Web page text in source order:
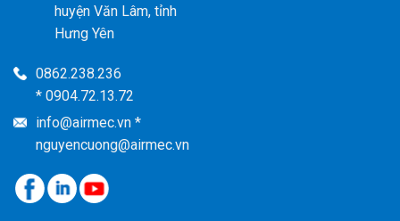
huyện Văn Lâm, tỉnh
Hưng Yên
0862.238.236
* 0904.72.13.72
info@airmec.vn *
nguyencuong@airmec.vn